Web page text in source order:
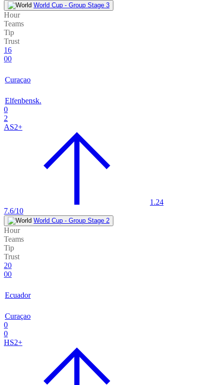
World Cup - Group Stage 3
Hour
Teams
Tip
Trust
16
00
Curaçao
Elfenbensk.
0
2
AS2+
1.24
7.6/10
World Cup - Group Stage 2
Hour
Teams
Tip
Trust
20
00
Ecuador
Curaçao
0
0
HS2+